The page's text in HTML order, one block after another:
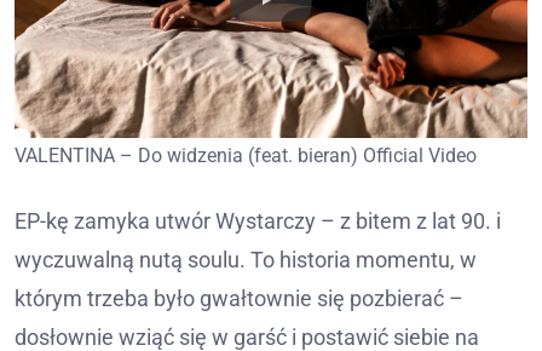
VALENTINA – Do widzenia (feat. bieran) Official Video
EP-kę zamyka utwór Wystarczy – z bitem z lat 90. i
wyczuwalną nutą soulu. To historia momentu, w
którym trzeba było gwałtownie się pozbierać –
dosłownie wziąć się w garść i postawić siebie na